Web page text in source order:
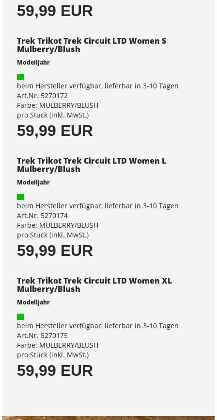
59,99 EUR
Trek Trikot Trek Circuit LTD Women S
Mulberry/Blush
Modelljahr
beim Hersteller verfügbar, lieferbar in 3-10 Tagen
Art.Nr. 5270172
Farbe: MULBERRY/BLUSH
pro Stück (inkl. MwSt.)
59,99 EUR
Trek Trikot Trek Circuit LTD Women L
Mulberry/Blush
Modelljahr
beim Hersteller verfügbar, lieferbar in 3-10 Tagen
Art.Nr. 5270174
Farbe: MULBERRY/BLUSH
pro Stück (inkl. MwSt.)
59,99 EUR
Trek Trikot Trek Circuit LTD Women XL
Mulberry/Blush
Modelljahr
beim Hersteller verfügbar, lieferbar in 3-10 Tagen
Art.Nr. 5270175
Farbe: MULBERRY/BLUSH
pro Stück (inkl. MwSt.)
59,99 EUR